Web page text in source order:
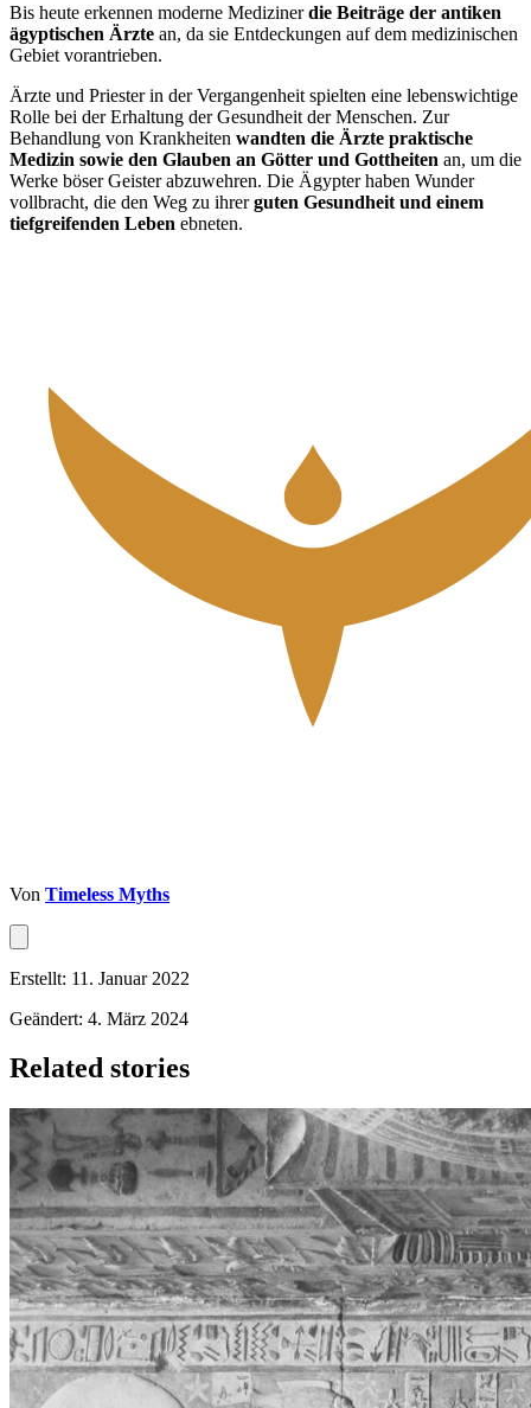
Bis heute erkennen moderne Medizinerdie Beiträge der antiken
ägyptischen Ärzte an, da sie Entdeckungen auf dem medizinischen
Gebiet vorantrieben.
Ärzte und Priester in der Vergangenheit spielten eine lebenswichtige
Rolle bei der Erhaltung der Gesundheit der Menschen. Zur
Behandlung von Krankheiten wandten die Ärzte praktische
Medizin sowie den Glauben an Götter und Gottheiten an, um die
Werke böser Geister abzuwehren. Die Ägypter haben Wunder
vollbracht, die den Weg zu ihrerguten Gesundheit und einem
tiefgreifenden Leben ebneten.
Von Timeless Myths
Erstellt: 11. Januar 2022
Geändert: 4. März 2024
Related stories